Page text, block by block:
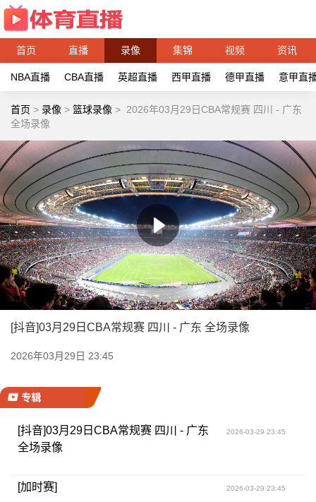
首页 直播 录像 集锦 视频 资讯
NBA直播 CBA直播 英超直播 西甲直播 德甲直播 意甲直
首页 > 录像 > 篮球录像 > 2026年03月29日CBA常规赛 四川 - 广东
全场录像
[抖音]03月29日CBA常规赛 四川 - 广东 全场录像
2026年03月29日 23:45
专辑
[抖音]03月29日CBA常规赛 四川 - 广东
全场录像
2026-03-29 23:45
[加时赛] 2026-03-29 23:45